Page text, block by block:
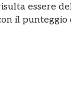
essere
il punteggio